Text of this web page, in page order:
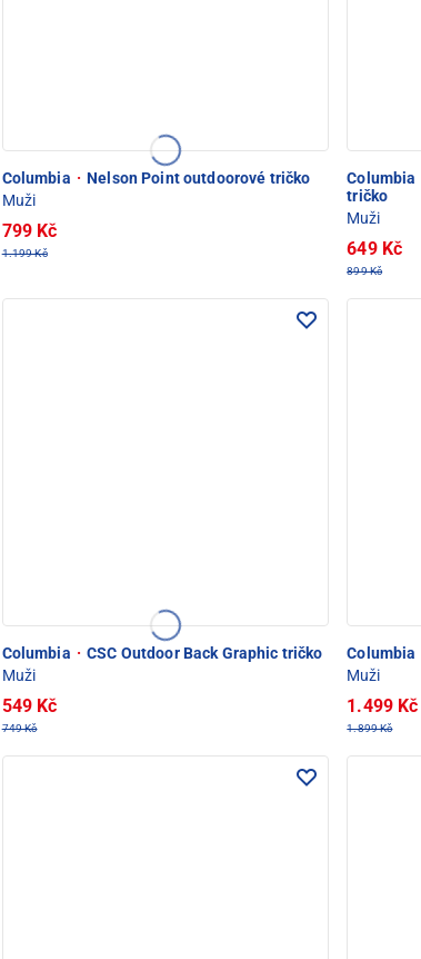
Columbia · Nelson Point outdoorové tričko
Muži
799 Kč
1.199 Kč
Columbia
tričko
Muži
649 Kč
899 Kč
Columbia · CSC Outdoor Back Graphic tričko
Muži
549 Kč
749 Kč
Columbia
Muži
1.499 Kč
1.899 Kč